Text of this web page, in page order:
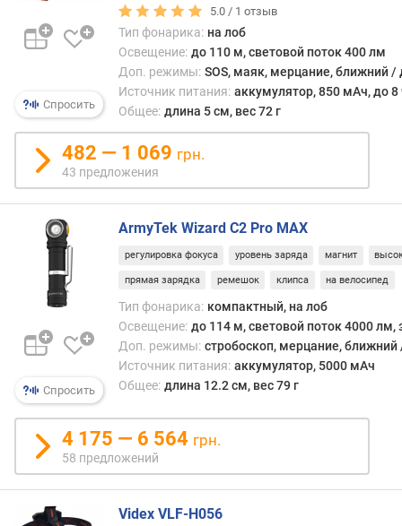
По
с
ш
е
м
о
ы
в
а
м
п
о
а
т
е
д
о
б
в
Спросить
5.0 / 1 отзыв
Тип фонарика: на лоб
Освещение: до 110 м, световой поток 400 лм
Доп. режимы: SOS, маяк, мерцание, ближний /
Источник питания: аккумулятор, 850 мАч, до 8
Общее: длина 5 см, вес 72 г
482 — 1 069 грн.
43 предложения
Спросить
ArmyTek Wizard C2 Pro MAX
регулировка фокуса уровень заряда магнит
прямая зарядка ремешок клипса на велосипед
Тип фонарика: компактный, на лоб
Освещение: до 114 м, световой поток 4000 лм,
Доп. режимы: стробоскоп, мерцание, ближний
Источник питания: аккумулятор, 5000 мАч
Общее: длина 12.2 см, вес 79 г
4 175 — 6 564 грн.
58 предложений
Videx VLF-H056